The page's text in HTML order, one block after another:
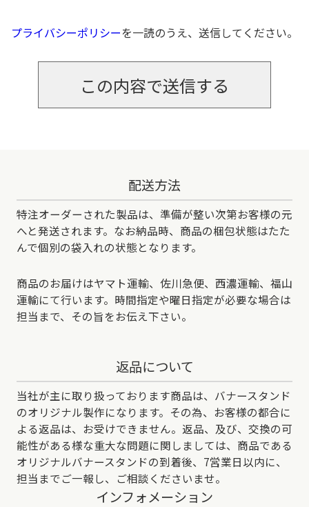
プライバシーポリシーを一読のうえ、送信してください。
配送方法
特注オーダーされた製品は、準備が整い次第お客様の元
へと発送されます。なお納品時、商品の梱包状態はたた
んで個別の袋入れの状態となります。
商品のお届けはヤマト運輸、佐川急便、西濃運輸、福山
運輸にて行います。時間指定や曜日指定が必要な場合は
担当まで、その旨をお伝え下さい。
返品について
当社が主に取り扱っております商品は、バナースタンド
のオリジナル製作になります。その為、お客様の都合に
よる返品は、お受けできません。返品、及び、交換の可
能性がある様な重大な問題に関しましては、商品である
オリジナルバナースタンドの到着後、7営業日以内に、
担当までご一報し、ご相談くださいませ。
インフォメーション